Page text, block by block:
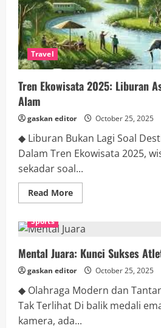
Travel
Tren Ekowisata 2025: Liburan
Alam
gaskan editor October 25, 2025
◆ Liburan Bukan Lagi Soal
Dalam Tren Ekowisata 2025,
sekadar soal...
Read MoreRead
more
Ekowisata
2025:
Asik
Tanpa
Merusak
Alam
Sports
Mental Juara: Kunci Sukses
gaskan editor October 25, 2025
◆ Olahraga Modern dan
Tak Terlihat Di balik medali
kamera, ada...